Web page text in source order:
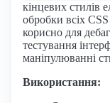
кінцевих стилів
обробки всіх
корисно для
тестування
маніпулюванні
Використання: